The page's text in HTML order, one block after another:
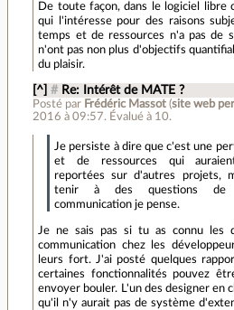
De toute façon, dans le logiciel libre
qui l'intéresse pour des raisons
temps et de ressources n'a pas de
n'ont pas non plus d'objectifs
du plaisir.
[^] # Re: Intérêt de MATE ?
Posté par Frédéric Massot (site web
2016 à 09:57. Évalué à 10.
Je persiste à dire que c'est une
et de ressources qui
reportées sur d'autres projets,
tenir à des questions de
communication je pense.
Je ne sais pas si tu as connu les
communication chez les
leurs fort. J'ai posté quelques
certaines fonctionnalités pouvez
envoyer bouler. L'un des designer en
qu'il n'y aurait pas de système